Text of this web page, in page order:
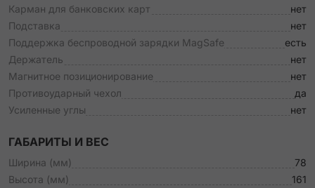
Карман для банковских карт
нет
Подставка
нет
Поддержка беспроводной зарядки MagSafe
есть
Держатель
нет
Магнитное позиционирование
нет
Противоударный чехол
да
Усиленные углы
нет
ГАБАРИТЫ И ВЕС
Ширина (мм)
78
Высота (мм)
161